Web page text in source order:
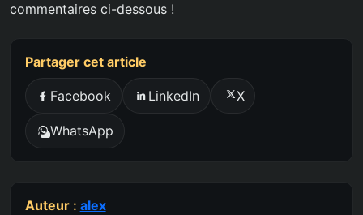
commentaires ci-dessous !
Partager cet article
Facebook LinkedIn X
WhatsApp
Auteur : alex